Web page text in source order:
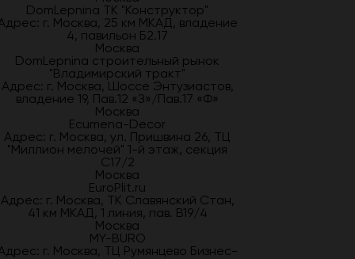
DomLepnina ТК "Конструктор"
г. Москва, 25 км МКАД, владение
4, павильон Б2.17
Москва
DomLepnina строительный рынок
"Владимирский тракт"
Адрес: г. Москва, Шоссе Энтузиастов,
владение 19, Пав.12 «З»/Пав.17 «Ф»
Москва
Ecumena-Decor
Адрес: г. Москва, ул. Пришвина 26, ТЦ
"Миллион мелочей" 1-й этаж, секция
С17/2
Москва
EuroPlit.ru
Адрес: г. Москва, ТК Славянский Стан,
41 км МКАД, 1 линия, пав. В19/4
Москва
MY-BURO
г. Москва, ТЦ Румянцево Бизнес-